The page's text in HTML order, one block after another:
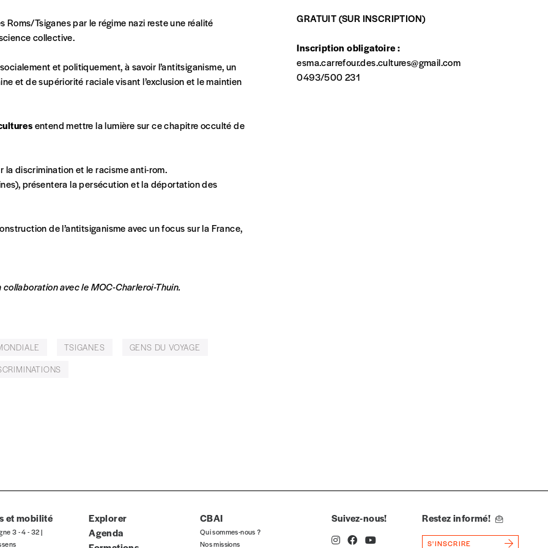
Par numéro
5€*
Roms/Tsiganes par le régime nazi reste une réalité
collective.
et politiquement, à savoir l’antitsiganisme, un
et de supériorité raciale visant l’exclusion et le maintien
entend mettre la lumière sur ce chapitre occulté de
la discrimination et le racisme anti-rom.
présentera la persécution et la déportation des
de l’antitsiganisme avec un focus sur la France,
avec le MOC-Charleroi-Thuin.
TSIGANES
GENS DU VOYAGE
GRATUIT (SUR INSCRIPTION)
Inscription obligatoire :
esma.carrefour.des.cultures@gmail.com
0493/500 231
et mobilité
3 - 4 - 32 |
Explorer
Agenda
CBAI
Qui sommes-nous ?
Nos missions
Suivez-nous! Restez informé!
S'INSCRIRE